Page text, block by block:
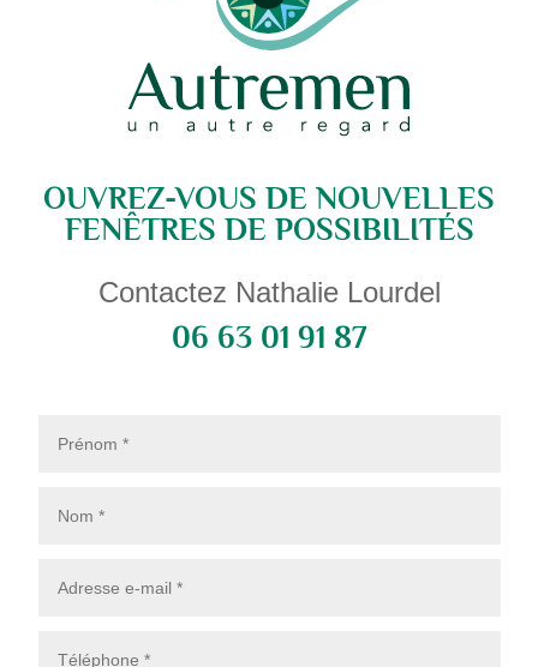
OUVREZ-VOUS DE NOUVELLES
FENÊTRES DE POSSIBILITÉS
Contactez Nathalie Lourdel
06 63 01 91 87